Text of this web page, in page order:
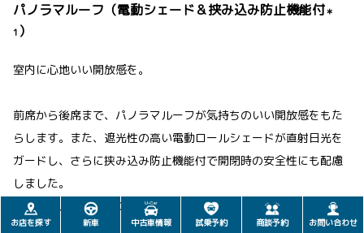
パノラマルーフ（電動シェード＆挟み込み防止機能付＊
1 ）
室内に心地いい開放感を。
前席から後席まで、パノラマルーフが気持ちのいい開放感をもた
らします。また、遮光性の高い電動ロールシェードが直射日光を
ガードし、さらに挟み込み防止機能付で開閉時の安全性にも配慮
しました。
［全車にメーカーオプション］
お店を探す 新車 中古車情報 試乗予約 商談予約 お問い合わせ